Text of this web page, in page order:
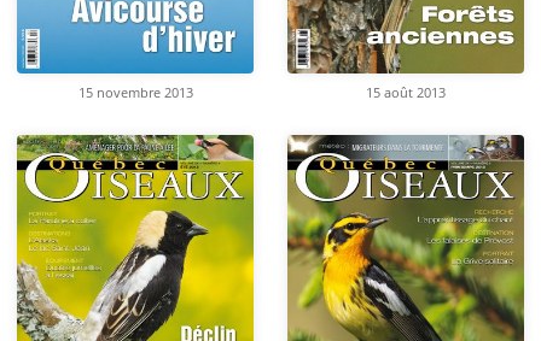
15 novembre 2013 15 août 2013